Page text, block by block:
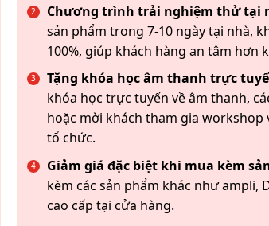
Chương trình trải nghiệm thử tại
sản phẩm trong 7-10 ngày tại nhà,
100%, giúp khách hàng an tâm hơn
Tặng khóa học âm thanh trực
khóa học trực tuyến về âm thanh,
hoặc mời khách tham gia workshop
tổ chức.
Giảm giá đặc biệt khi mua kèm
kèm các sản phẩm khác như ampli,
cao cấp tại cửa hàng.